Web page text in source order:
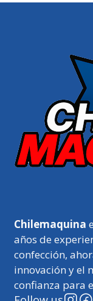
Chilemaquina
años de
confección,
innovación y el
confianza para